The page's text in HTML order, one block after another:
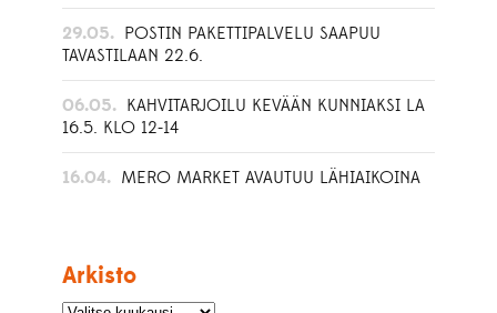
29.05. POSTIN PAKETTIPALVELU SAAPUU
TAVASTILAAN 22.6.
06.05. KAHVITARJOILU KEVÄÄN KUNNIAKSI LA
16.5. KLO 12-14
16.04. MERO MARKET AVAUTUU LÄHIAIKOINA
Arkisto